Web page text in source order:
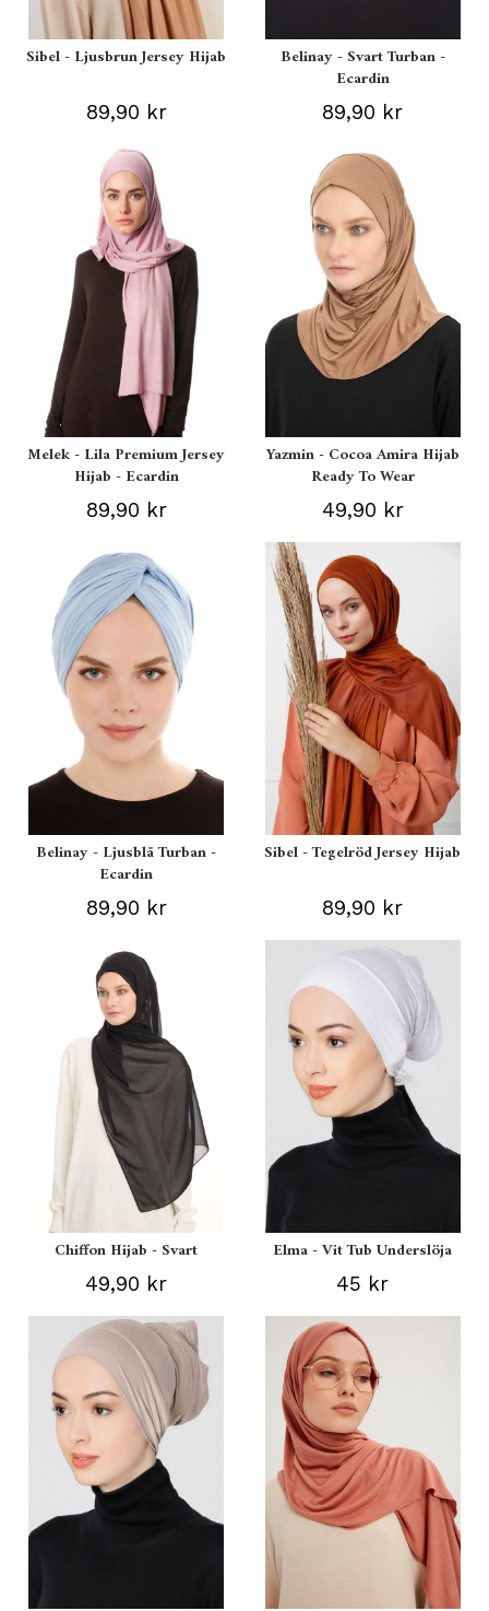
Sibel - Ljusbrun Jersey Hijab
89,90 kr
Belinay - Svart Turban -
Ecardin
89,90 kr
Melek - Lila Premium Jersey
Hijab - Ecardin
89,90 kr
Yazmin - Cocoa Amira Hijab
Ready To Wear
49,90 kr
Belinay - Ljusblå Turban -
Ecardin
89,90 kr
Sibel - Tegelröd Jersey Hijab
89,90 kr
Chiffon Hijab - Svart
49,90 kr
Elma - Vit Tub Underslöja
45 kr